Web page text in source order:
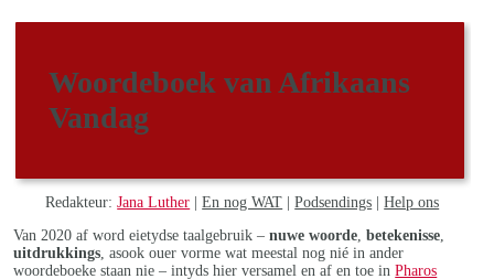
Woordeboek van Afrikaans
Vandag
Redakteur:Jana Luther |En nog WAT |Podsendings |Help ons
Van 2020 af word eietydse taalgebruik –nuwe woorde ,betekenisse
uitdrukkings , asook ouer vorme wat meestal nog nié in ander
woordeboeke staan nie – intyds hier versamel en af en toe inPharos